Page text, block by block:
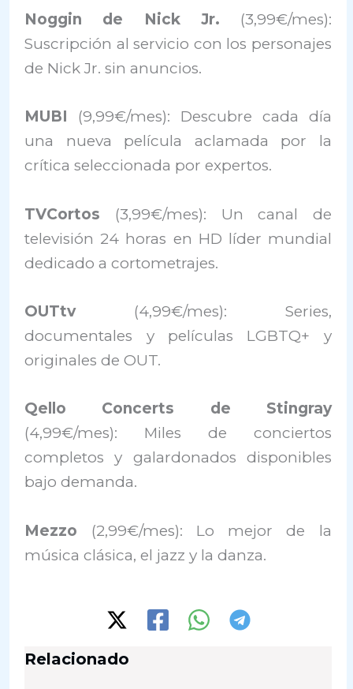
Noggin de Nick Jr. (3,99€/mes):
Suscripción al servicio con los personajes
de Nick Jr. sin anuncios.
MUBI (9,99€/mes): Descubre cada día
una nueva película aclamada por la
crítica seleccionada por expertos.
TVCortos (3,99€/mes): Un canal de
televisión 24 horas en HD líder mundial
dedicado a cortometrajes.
OUTtv(4,99€/mes): Series,
documentales y películas LGBTQ+ y
originales de OUT.
Qello Concerts de Stingray
(4,99€/mes): Miles de conciertos
completos y galardonados disponibles
bajo demanda.
Mezzo (2,99€/mes): Lo mejor de la
música clásica, el jazz y la danza.
Relacionado